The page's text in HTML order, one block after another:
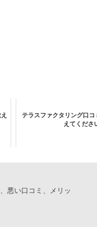
テラスファクタリング口
えてくださ
悪い口コミ、メリッ